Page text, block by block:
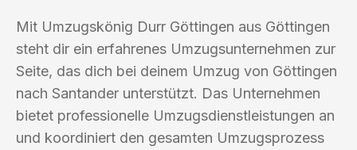
Mit Umzugskönig Durr Göttingen aus Göttingen
steht dir ein erfahrenes Umzugsunternehmen zur
Seite, das dich bei deinem Umzug von Göttingen
nach Santander unterstützt. Das Unternehmen
bietet professionelle Umzugsdienstleistungen an
und koordiniert den gesamten Umzugsprozess